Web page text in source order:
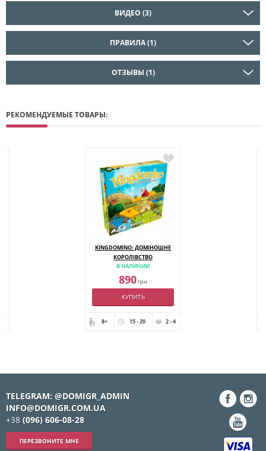
ВИДЕО (3)
ПРАВИЛА (1)
ОТЗЫВЫ (1)
РЕКОМЕНДУЕМЫЕ ТОВАРЫ:
KINGDOMINO: ДОМІНОШНЕ
КОРОЛІВСТВО
В НАЛИЧИИ
890грн
КУПИТЬ
8+ 15 - 20 2 - 4
TELEGRAM: @DOMIGR_ADMIN
INFO@DOMIGR.COM.UA
+38 (096) 606-08-28
ПЕРЕЗВОНИТЕ МНЕ